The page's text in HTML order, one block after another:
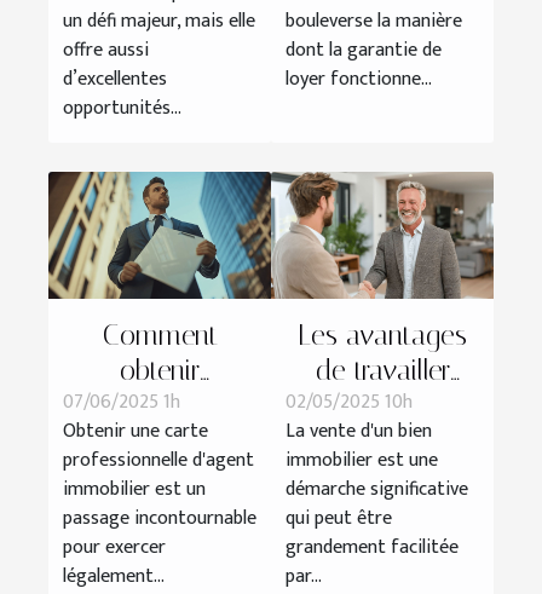
immobilier ?
un défi majeur, mais elle
offre aussi
d’excellentes
opportunités...
votre garantie
de loyer ?
bouleverse la manière
dont la garantie de
loyer fonctionne...
Comment
obtenir
rapidement une
carte
professionnelle
d'agent
immobilier
07/06/2025 1h
Obtenir une carte
professionnelle d'agent
immobilier est un
passage incontournable
pour exercer
légalement...
Les avantages
de travailler
avec un courtier
immobilier pour
la vente de
votre bien
02/05/2025 10h
La vente d'un bien
immobilier est une
démarche significative
qui peut être
grandement facilitée
par...